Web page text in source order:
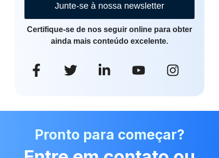
Junte-se à nossa newsletter
Certifique-se de nos seguir online para obter
ainda mais conteúdo excelente.
Pronto para começar?